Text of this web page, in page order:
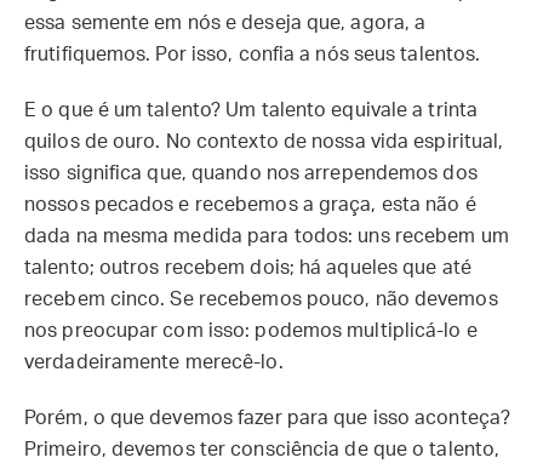
essa semente em nós e deseja que, agora, a
frutifiquemos. Por isso, confia a nós seus talentos.
E o que é um talento? Um talento equivale a trinta
quilos de ouro. No contexto de nossa vida espiritual,
isso significa que, quando nos arrependemos dos
nossos pecados e recebemos a graça, esta não é
dada na mesma medida para todos: uns recebem um
talento; outros recebem dois; há aqueles que até
recebem cinco. Se recebemos pouco, não devemos
nos preocupar com isso: podemos multiplicá-lo e
verdadeiramente merecê-lo.
Porém, o que devemos fazer para que isso aconteça?
Primeiro, devemos ter consciência de que o talento,